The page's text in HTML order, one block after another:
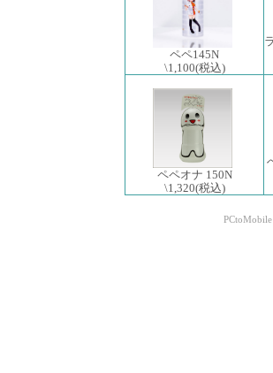
ペペ145N
\1,100(税込)
ペペオナ 150N
\1,320(税込)